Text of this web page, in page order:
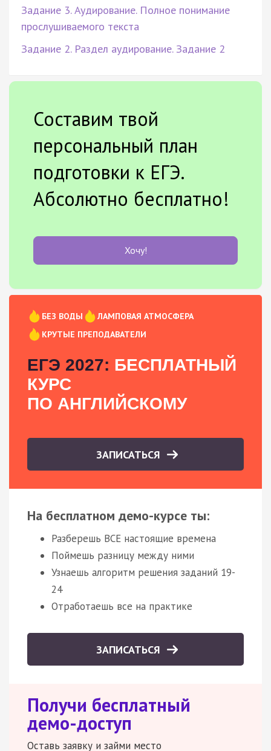
Задание 3. Аудирование. Полное понимание
прослушиваемого текста
Задание 2. Раздел аудирование. Задание 2
Составим твой
персональный план
подготовки к ЕГЭ.
Абсолютно бесплатно!
Хочу!
БЕЗ ВОДЫ
ЛАМПОВАЯ АТМОСФЕРА
КРУТЫЕ ПРЕПОДАВАТЕЛИ
ЕГЭ 2027: БЕСПЛАТНЫЙ
КУРС
ПО АНГЛИЙСКОМУ
ЗАПИСАТЬСЯ
На бесплатном демо-курсе ты:
Разберешь ВСЕ настоящие времена
Поймешь разницу между ними
Узнаешь алгоритм решения заданий 19-
24
Отработаешь все на практике
ЗАПИСАТЬСЯ
Получи бесплатный
демо-доступ
Оставь заявку и займи место